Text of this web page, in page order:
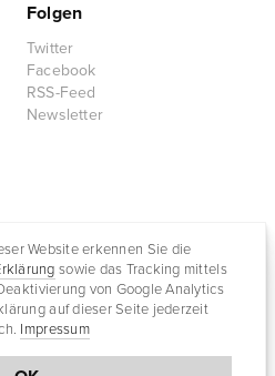
Website erkennen Sie die
sowie das Tracking mittels
von Google Analytics
auf dieser Seite jederzeit
Impressum
Folgen
Twitter
Facebook
RSS-Feed
Newsletter